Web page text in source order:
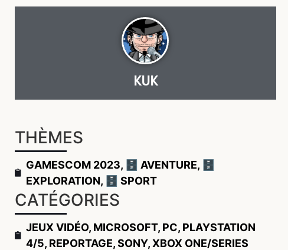
KUK
THÈMES
GAMESCOM 2023, 🗄️ AVENTURE,
🗄️
EXPLORATION, 🗄️ SPORT
CATÉGORIES
JEUX VIDÉO, MICROSOFT, PC, PLAYSTATION
4/5, REPORTAGE,SONY,XBOX ONE/SERIES